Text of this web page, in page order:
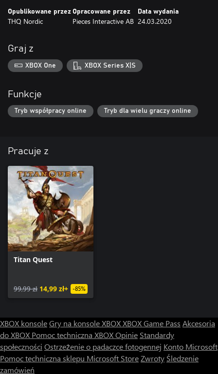
Opublikowane przez
THQ Nordic
Opracowane przez
Pieces Interactive AB
Data wydania
24.03.2020
Graj z
XBOX One XBOX Series X|S
Funkcje
Tryb współpracy online Tryb dla wielu graczy online
Pracuje z
Titan Quest
99,99 zł 14,99 zł+ -85%
XBOX konsoleGry na konsole XBOXXBOX Game Pass Akcesoria
do XBOX Pomoc techniczna XBOXOpinie Standardy
społeczności Ostrzeżenie o padaczce fotogennej Konto Microsoft
Pomoc techniczna sklepu Microsoft StoreZwroty Śledzenie
zamówień